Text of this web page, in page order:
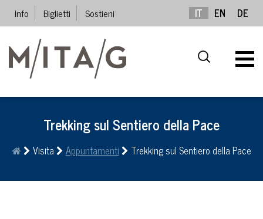
Info Biglietti Sostieni IT EN DE
Trekking sul Sentiero della Pace
Visita Appuntamenti Trekking sul Sentiero della Pace